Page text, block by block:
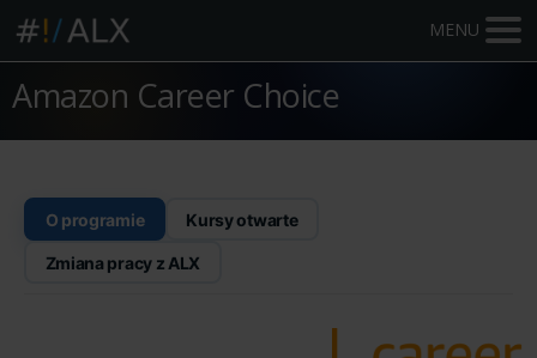
MENU
Amazon Career Choice
O programie Kursy otwarte
Zmiana pracy z ALX